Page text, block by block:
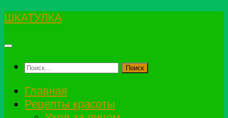
Перейти
содержимому
ШКАТУЛКА
Найти:
Главная
Рецепты красоты